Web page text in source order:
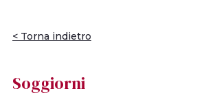
< Torna indietro
Soggiorni